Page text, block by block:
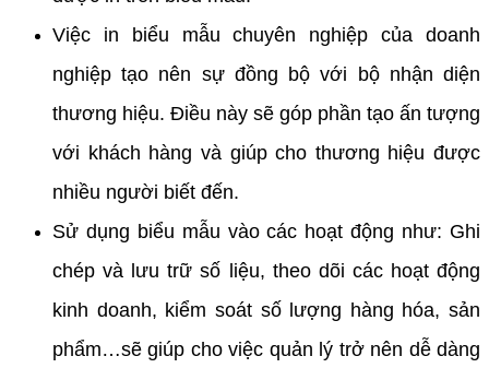
Việc in biểu mẫu chuyên nghiệp của doanh
nghiệp tạo nên sự đồng bộ với bộ nhận diện
thương hiệu. Điều này sẽ góp phần tạo ấn tượng
với khách hàng và giúp cho thương hiệu được
nhiều người biết đến.
Sử dụng biểu mẫu vào các hoạt động như: Ghi
chép và lưu trữ số liệu, theo dõi các hoạt động
kinh doanh, kiểm soát số lượng hàng hóa, sản
phẩm…sẽ giúp cho việc quản lý trở nên dễ dàng